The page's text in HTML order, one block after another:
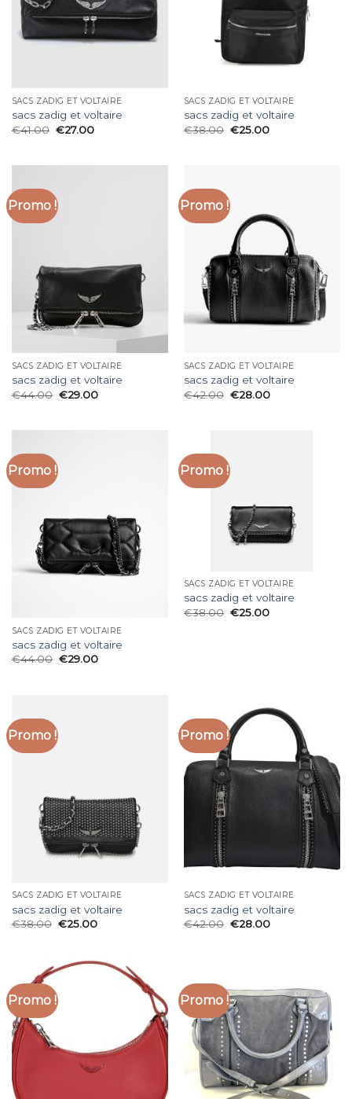
SACS ZADIG ET VOLTAIRE
sacs zadig et voltaire
€41.00 €27.00
SACS ZADIG ET VOLTAIRE
sacs zadig et voltaire
€38.00 €25.00
Promo !
SACS ZADIG ET VOLTAIRE
sacs zadig et voltaire
€44.00 €29.00
Promo !
SACS ZADIG ET VOLTAIRE
sacs zadig et voltaire
€42.00 €28.00
Promo !
SACS ZADIG ET VOLTAIRE
sacs zadig et voltaire
€44.00 €29.00
Promo !
SACS ZADIG ET VOLTAIRE
sacs zadig et voltaire
€38.00 €25.00
Promo !
SACS ZADIG ET VOLTAIRE
sacs zadig et voltaire
€38.00 €25.00
Promo !
SACS ZADIG ET VOLTAIRE
sacs zadig et voltaire
€42.00 €28.00
Promo ! Promo !